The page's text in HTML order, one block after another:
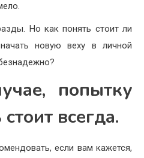
Но как понять стоит ли
новую веху в личной
попытку
всегда.
если вам кажется,